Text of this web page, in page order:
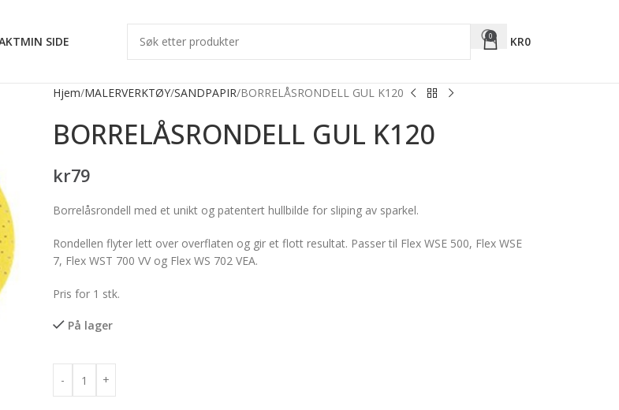
MIN SIDE 0 KR0
Hjem MALERVERKTØY SANDPAPIR BORRELÅSRONDELL GUL K120
BORRELÅSRONDELL GUL K120
kr79
Borrelåsrondell med et unikt og patentert hullbilde for sliping av sparkel.
Rondellen flyter lett over overflaten og gir et flott resultat. Passer til Flex WSE 500, Flex WSE
7, Flex WST 700 VV og Flex WS 702 VEA.
Pris for 1 stk.
På lager